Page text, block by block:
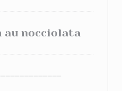
au nocciolata